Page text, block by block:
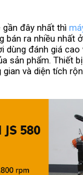
đây nhất thì
bán ra nhiều nhất
dùng đánh giá cao
sản phẩm. Thiết
và diện tích